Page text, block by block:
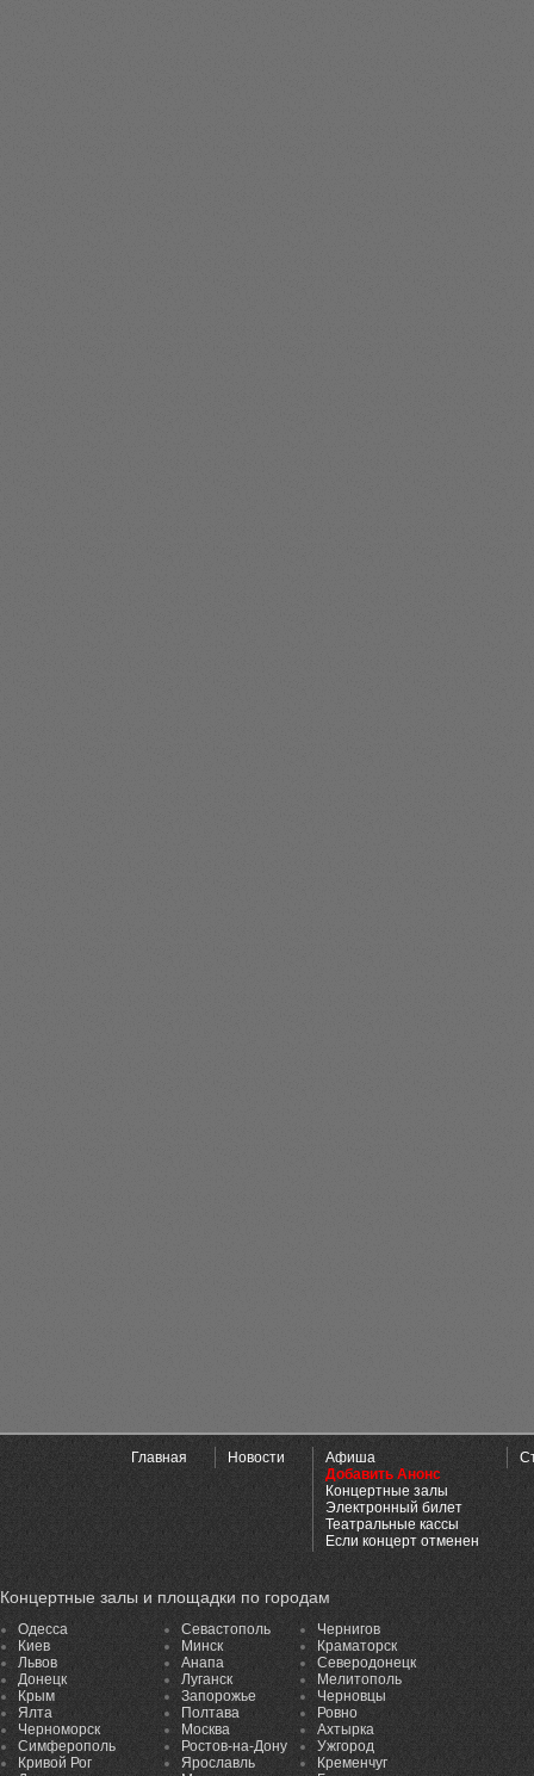
Главная Новости
Афиша
Добавить Анонс
Концертные залы
Электронный билет
Театральные кассы
Если концерт отменен
Концертные залы и площадки по городам
Одесса
Киев
Львов
Донецк
Крым
Ялта
Черноморск
Симферополь
Кривой Рог
Севастополь
Минск
Анапа
Луганск
Запорожье
Полтава
Москва
Ростов-на-Дону
Ярославль
Чернигов
Краматорск
Северодонецк
Мелитополь
Черновцы
Ровно
Ахтырка
Ужгород
Кременчуг